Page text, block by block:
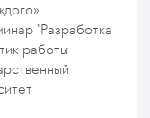
"Разработка
работы